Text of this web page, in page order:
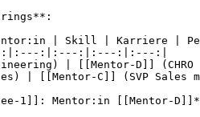
| Skill | Karriere |
:|:---:|:---:|:---:|
| [[Mentor-D]]
| [[Mentor-C]] (SVP
1]]: Mentor:in [[Mentor-